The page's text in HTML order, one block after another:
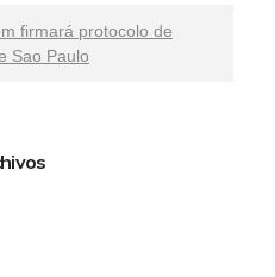
firmará protocolo de
Sao Paulo